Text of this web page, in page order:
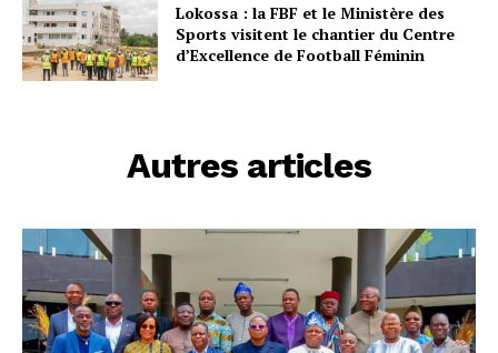
Lokossa : la FBF et le Ministère des
Sports visitent le chantier du Centre
d’Excellence de Football Féminin
Autres articles